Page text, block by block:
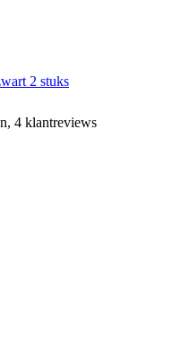
2 stuks
4 klantreviews